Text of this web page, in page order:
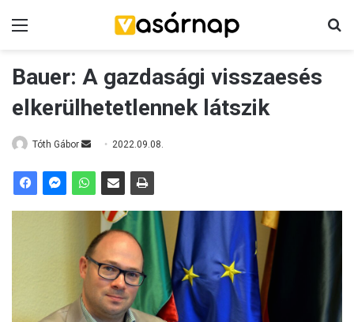
Bauer: A gazdasági visszaesés
elkerülhetetlennek látszik
Tóth Gábor
n
e
m
a
i
2022.09.08.